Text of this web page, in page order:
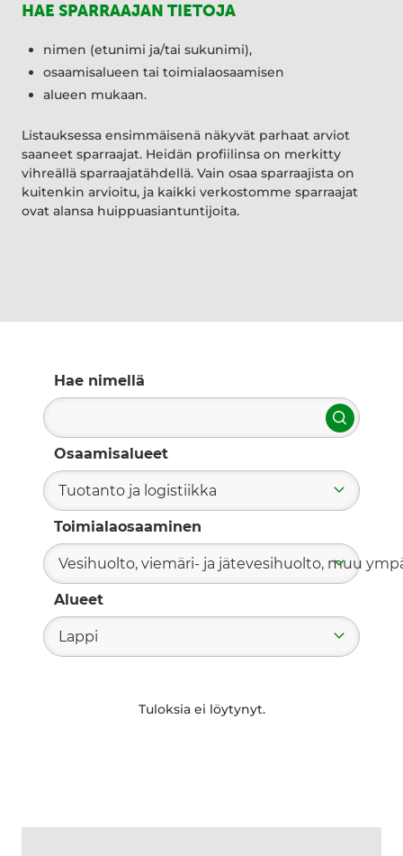
HAE SPARRAAJAN TIETOJA
nimen (etunimi ja/tai sukunimi),
osaamisalueen tai toimialaosaamisen
alueen mukaan.
Listauksessa ensimmäisenä näkyvät parhaat arviot
saaneet sparraajat. Heidän profiilinsa on merkitty
vihreällä sparraajatähdellä. Vain osaa sparraajista on
kuitenkin arvioitu, ja kaikki verkostomme sparraajat
ovat alansa huippuasiantuntijoita.
Hae nimellä
Hae
Osaamisalueet
Tuotanto ja logistiikka
Toimialaosaaminen
Vesihuolto, viemäri- ja jätevesihuolto, muu
Alueet
Lappi
Tuloksia ei löytynyt.